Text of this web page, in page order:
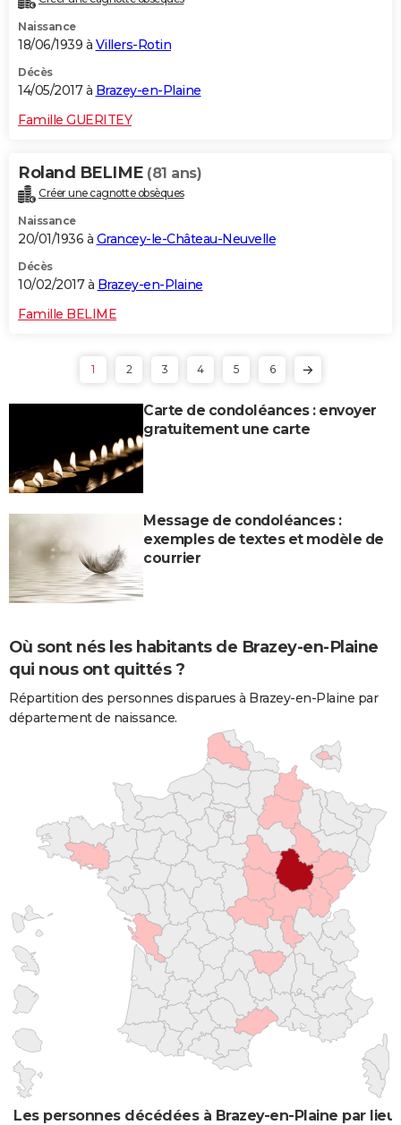
Naissance
18/06/1939 à Villers-Rotin
Décès
14/05/2017 à Brazey-en-Plaine
Famille GUERITEY
Roland BELIME (81 ans)
Créer une cagnotte obsèques
Naissance
20/01/1936 à Grancey-le-Château-Neuvelle
Décès
10/02/2017 à Brazey-en-Plaine
Famille BELIME
1 2 3 4 5 6
Carte de condoléances : envoyer
gratuitement une carte
Message de condoléances :
exemples de textes et modèle de
courrier
Où sont nés les habitants de Brazey-en-Plaine
qui nous ont quittés ?
Répartition des personnes disparues à Brazey-en-Plaine par
département de naissance.
Les personnes décédées à Brazey-en-Plaine par lieu